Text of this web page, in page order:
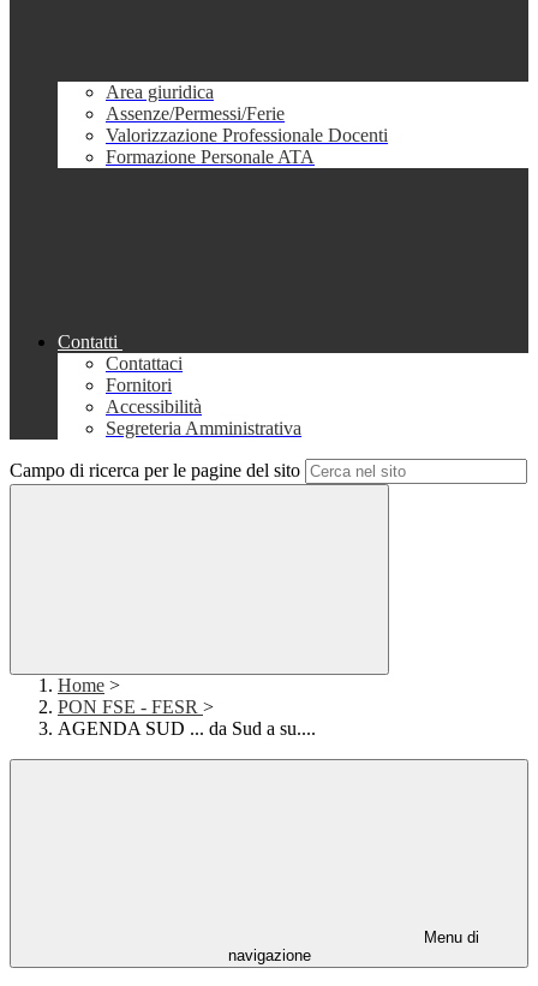
Area giuridica
Assenze/Permessi/Ferie
Valorizzazione Professionale Docenti
Formazione Personale ATA
Contatti
Contattaci
Fornitori
Accessibilità
Segreteria Amministrativa
Campo di ricerca per le pagine del sito
Home >
PON FSE - FESR >
AGENDA SUD ... da Sud a su....
Menu di
navigazione